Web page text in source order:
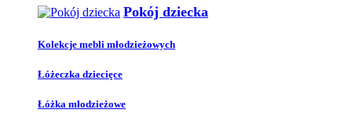
Pokój dziecka
Kolekcje mebli młodzieżowych
Łóżeczka dziecięce
Łóżka młodzieżowe